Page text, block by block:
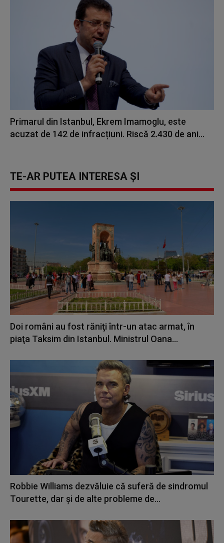
Primarul din Istanbul, Ekrem Imamoglu, este
acuzat de 142 de infracțiuni. Riscă 2.430 de ani...
TE-AR PUTEA INTERESA ȘI
Doi români au fost răniţi într-un atac armat, în
piaţa Taksim din Istanbul. Ministrul Oana...
Robbie Williams dezvăluie că suferă de sindromul
Tourette, dar și de alte probleme de...